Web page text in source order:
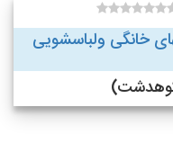
خانگی ولباسشویی